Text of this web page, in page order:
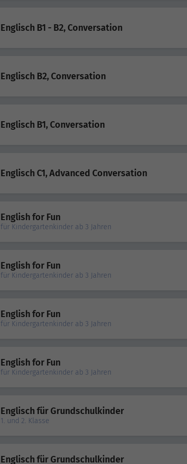
Englisch B1 - B2, Conversation
Englisch B2, Conversation
Englisch B1, Conversation
Englisch C1, Advanced Conversation
English for Fun
für Kindergartenkinder ab 3 Jahren
English for Fun
für Kindergartenkinder ab 3 Jahren
English for Fun
für Kindergartenkinder ab 3 Jahren
English for Fun
für Kindergartenkinder ab 3 Jahren
Englisch für Grundschulkinder
1. und 2. Klasse
Englisch für Grundschulkinder